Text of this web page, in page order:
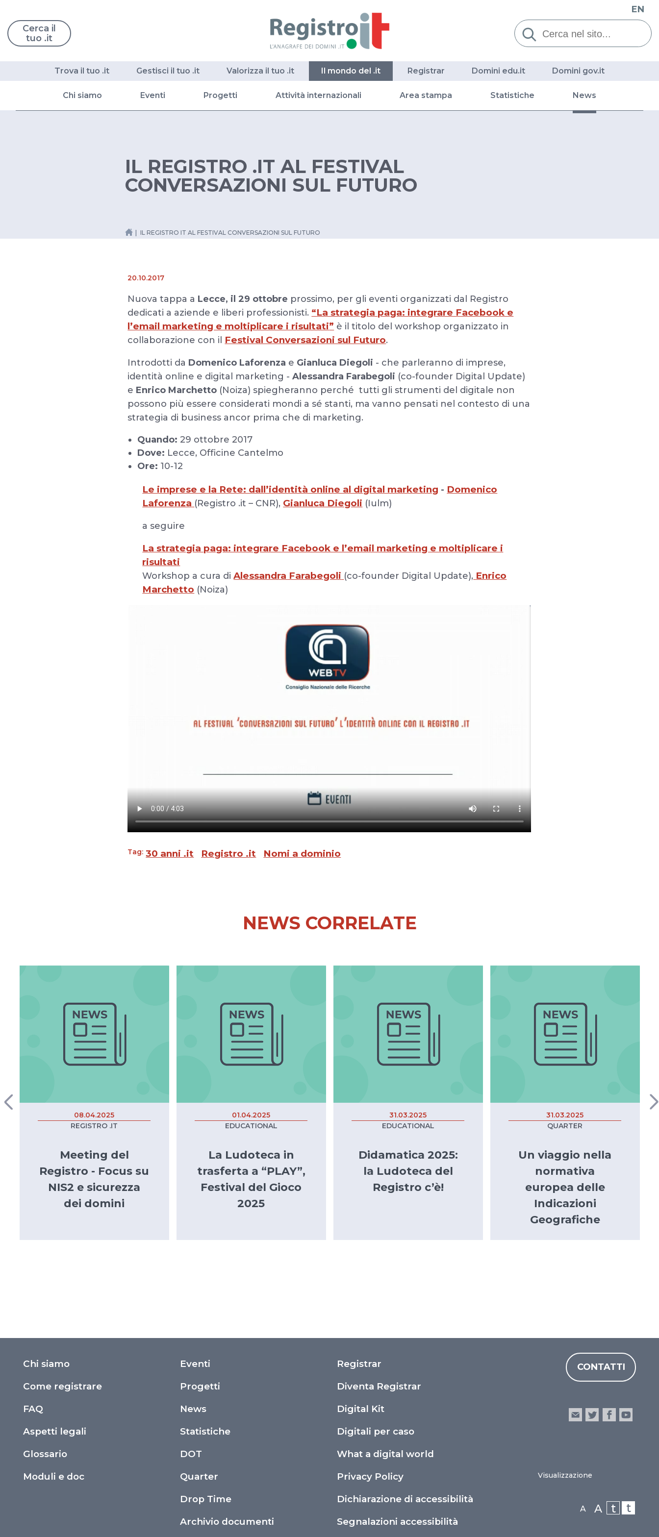
Cerca il
tuo .it
Cerca:
EN
Trova il tuo .it Gestisci il tuo .it Valorizza il tuo .it Il mondo del .it Registrar Domini edu.it Domini gov.it
Chi siamo Eventi Progetti Attività internazionali Area stampa Statistiche News
IL REGISTRO .IT AL FESTIVAL
CONVERSAZIONI SUL FUTURO
IL REGISTRO IT AL FESTIVAL CONVERSAZIONI SUL FUTURO
20.10.2017
Nuova tappa a Lecce, il 29 ottobre prossimo, per gli eventi organizzati dal Registro
dedicati a aziende e liberi professionisti. “La strategia paga: integrare Facebook e
l’email marketing e moltiplicare i risultati” è il titolo del workshop organizzato in
collaborazione con il Festival Conversazioni sul Futuro.
Introdotti da Domenico Laforenza e Gianluca Diegoli - che parleranno di imprese,
identità online e digital marketing -Alessandra Farabegoli (co-founder Digital Update)
e Enrico Marchetto (Noiza) spiegheranno perché tutti gli strumenti del digitale non
possono più essere considerati mondi a sé stanti, ma vanno pensati nel contesto di una
strategia di business ancor prima che di marketing.
Quando: 29 ottobre 2017
Dove: Lecce, Officine Cantelmo
Ore: 10-12
Le imprese e la Rete: dall’identità online al digital marketing - Domenico
Laforenza (Registro .it – CNR), Gianluca Diegoli (Iulm)
a seguire
La strategia paga: integrare Facebook e l’email marketing e moltiplicare i
risultati
Workshop a cura diAlessandra Farabegoli (co-founder Digital Update), Enrico
Marchetto (Noiza)
Tag: 30 anni .it Registro .it Nomi a dominio
NEWS CORRELATE
08.04.2025
REGISTRO .IT
Meeting del
Registro - Focus su
NIS2 e sicurezza
dei domini
01.04.2025
EDUCATIONAL
La Ludoteca in
trasferta a “PLAY”,
Festival del Gioco
2025
31.03.2025
EDUCATIONAL
Didamatica 2025:
la Ludoteca del
Registro c’è!
31.03.2025
QUARTER
Un viaggio nella
normativa
europea delle
Indicazioni
Geografiche
Chi siamo
Come registrare
FAQ
Aspetti legali
Glossario
Moduli e doc
Eventi
Progetti
News
Statistiche
DOT
Quarter
Drop Time
Archivio documenti
Registrar
Diventa Registrar
Digital Kit
Digitali per caso
What a digital world
Privacy Policy
Dichiarazione di accessibilità
Segnalazioni accessibilità
CONTATTI
Visualizzazione
A A t t